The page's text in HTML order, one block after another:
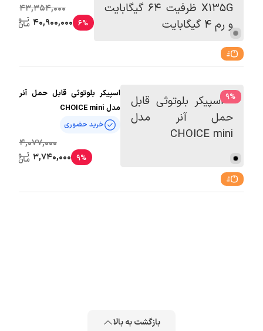
Tab A11 X135G ظرفیت
64 گیگابایت و رم 4
43,354,000
6%
40,900,000
%
9
اسپیکر بلوتوثی قابل حمل آنر
مدل CHOICE mini
خرید حضوری
4,077,000
9%
3,740,000
بازگشت به بالا